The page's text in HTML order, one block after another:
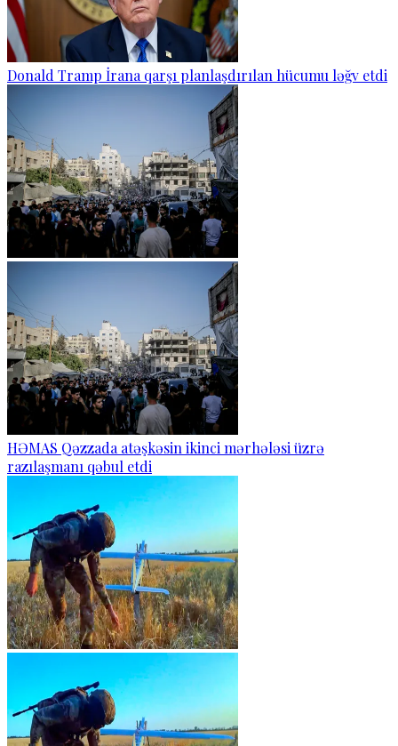
Donald Tramp İrana qarşı planlaşdırılan hücumu ləğv etdi
HƏMAS Qəzzada atəşkəsin ikinci mərhələsi üzrə
razılaşmanı qəbul etdi